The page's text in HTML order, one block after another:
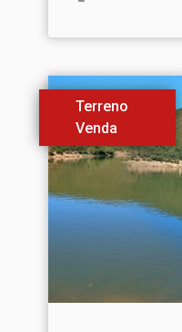
Terreno
Venda